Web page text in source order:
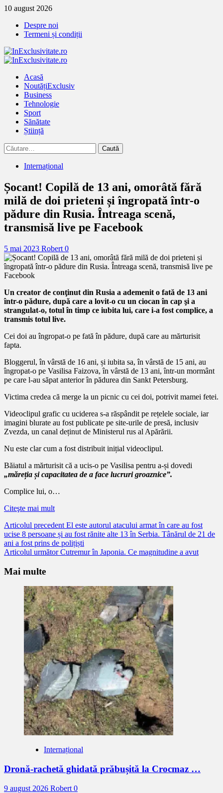
Treci
continut
10 august 2026
Despre noi
Termeni și condiții
Primary
Acasă
NoutățiExclusiv
Business
Tehnologie
Sport
Sănătate
Știință
Caută
după:
Internațional
Șocant! Copilă de 13 ani, omorâtă fără
milă de doi prieteni și îngropată într-o
pădure din Rusia. Întreaga scenă,
transmisă live pe Facebook
5 mai 2023 Robert 0
Un creator de conţinut din Rusia a ademenit o fată de 13 ani
într-o pădure, după care a lovit-o cu un ciocan în cap şi a
strangulat-o, totul în timp ce iubita lui, care i-a fost complice, a
transmis totul live.
Cei doi au îngropat-o pe fată în pădure, după care au mărturisit
fapta.
Bloggerul, în vârstă de 16 ani, și iubita sa, în vârstă de 15 ani, au
îngropat-o pe Vasilisa Faizova, în vârstă de 13 ani, într-un mormânt
pe care l-au săpat anterior în pădurea din Sankt Petersburg.
Victima credea că merge la un picnic cu cei doi, potrivit mamei fetei.
Videoclipul grafic cu uciderea s-a răspândit pe rețelele sociale, iar
imagini blurate au fost publicate pe site-urile de presă, inclusiv
Zvezda, un canal deținut de Ministerul rus al Apărării.
Nu este clar cum a fost distribuit inițial videoclipul.
Băiatul a mărturisit că a ucis-o pe Vasilisa pentru a-și dovedi
„măreția și capacitatea de a face lucruri groaznice”.
Complice lui, o…
Citeşte mai mult
Citește
mai
mult
Articolul precedent El este autorul atacului armat în care au fost
ucise 8 persoane și au fost rănite alte 13 în Serbia. Tânărul de 21 de
ani a fost prins de polițiști
Articolul următorCutremur în Japonia. Ce magnitudine a avut
Mai multe
Internațional
Dronă-rachetă ghidată prăbușită la Crocmaz …
9 august 2026 Robert 0